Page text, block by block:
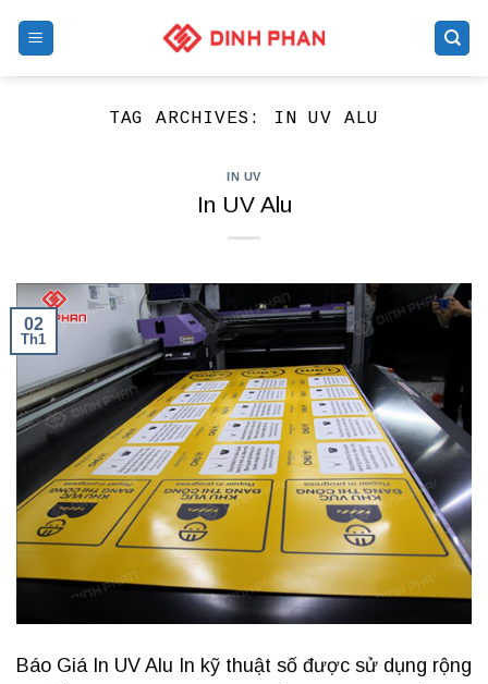
TAG ARCHIVES: IN UV ALU
IN UV
In UV Alu
02
Th1
Báo Giá In UV Alu In kỹ thuật số được sử dụng rộng